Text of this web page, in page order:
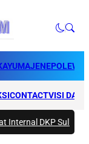
MAJENE
CONTACTVISI DAN
DKP Sulbar,